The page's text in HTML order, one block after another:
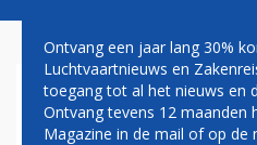
FLEXTICKET
Ontvang een jaar lang 30%
Luchtvaartnieuws en
toegang tot al het nieuws en
Ontvang tevens 12 maanden
Magazine in de mail of op de